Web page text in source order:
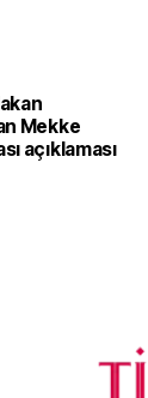
Mekke
açıklaması